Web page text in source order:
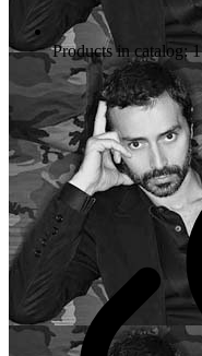
Products in catalog: 1